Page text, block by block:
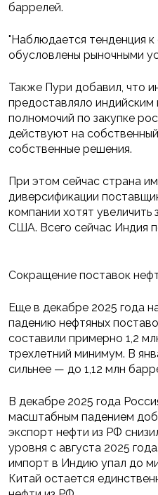
баррелей.
"Наблюдается тенденция
обусловлены рыночными
Также Пури добавил, что
предоставляло индийским
полномочий по закупке
действуют на
собственные решения.
При этом сейчас страна
диверсификации
компании хотят увеличить
США. Всего сейчас Индия
Сокращение поставок
Еще в декабре 2025 года
падению нефтяных
составили примерно 1,2
трехлетний минимум. В
сильнее — до 1,12 млн
В декабре 2025 года
масштабным падением
экспорт нефти из РФ
уровня с августа 2025
импорт в Индию упал до
Китай остается